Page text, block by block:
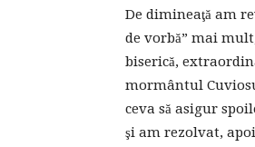
De dimineaţă am
de vorbă” mai
biserică,
mormântul
ceva să asigur
şi am rezolvat,